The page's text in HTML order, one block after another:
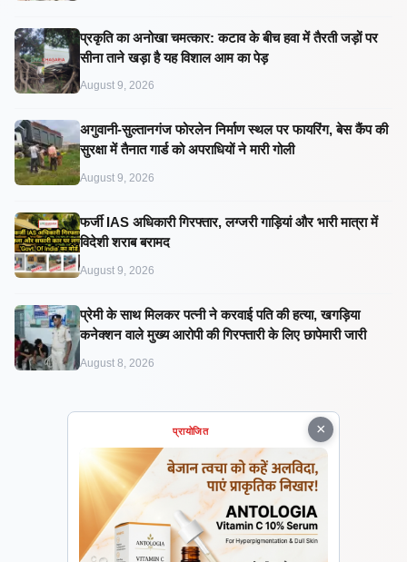
प्रकृति का अनोखा चमत्कार: कटाव के बीच हवा में तैरती जड़ों पर
सीना ताने खड़ा है यह विशाल आम का पेड़
August 9, 2026
अगुवानी-सुल्तानगंज फोरलेन निर्माण स्थल पर फायरिंग, बेस कैंप की
सुरक्षा में तैनात गार्ड को अपराधियों ने मारी गोली
August 9, 2026
फर्जी IAS अधिकारी गिरफ्तार, लग्जरी गाड़ियां और भारी मात्रा में
विदेशी शराब बरामद
August 9, 2026
प्रेमी के साथ मिलकर पत्नी ने करवाई पति की हत्या, खगड़िया
कनेक्शन वाले मुख्य आरोपी की गिरफ्तारी के लिए छापेमारी जारी
August 8, 2026
×
प्रायोजित